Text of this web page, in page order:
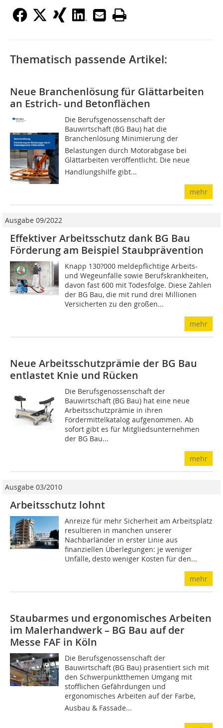
Thematisch passende Artikel:
Neue Branchenlösung für Glättarbeiten
an Estrich- und Betonflächen
Die Berufsgenossenschaft der
Bauwirtschaft (BG Bau) hat die
Branchenlösung Minimierung der
Belastungen durch Motorabgase bei
Glättarbeiten veröffentlicht. Die neue
Handlungshilfe gibt...
mehr
Ausgabe 09/2022
Effektiver Arbeitsschutz dank BG Bau
Förderung am Beispiel Staubprävention
Knapp 130?000 meldepflichtige Arbeits-
und Wegeunfälle sowie Berufskrankheiten,
davon fast 600 mit Todesfolge. Diese Zahlen
der BG Bau, die mit rund drei Millionen
Versicherten zu den großen...
mehr
Neue Arbeitsschutzprämie der BG Bau
entlastet Knie und Rücken
Die Berufsgenossenschaft der
Bauwirtschaft (BG Bau) hat eine neue
Arbeitsschutzprämie in ihren
Fördermittelkatalog aufgenommen. Ab
sofort gibt es für Mitgliedsunternehmen
der BG Bau...
mehr
Ausgabe 03/2010
Arbeitsschutz lohnt
Anreize für mehr Sicherheit am Arbeitsplatz
resultieren in manchen unserer
Nachbarländer in erster Linie aus
finanziellen Überlegungen: je weniger
Unfälle, desto weniger Kosten für den...
mehr
Staubarmes und ergonomisches Arbeiten
im Malerhandwerk – BG Bau auf der
Messe FAF in Köln
Die Berufsgenossenschaft der
Bauwirtschaft (BG Bau) präsentiert sich mit
den Schwerpunktthemen Umgang mit
stofflichen Gefährdungen und
ergonomisches Arbeiten auf der Farbe,
Ausbau & Fassade...